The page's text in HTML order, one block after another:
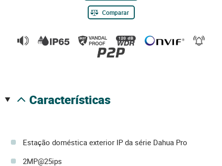
Comparar
características
Estação doméstica exterior IP da série Dahua Pro
2MP@25ips